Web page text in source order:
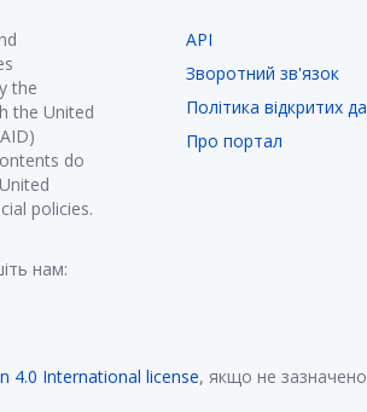
the
the United
do
policies.
нам:
API
Зворотний зв'язок
Політика відкритих
Про портал
4.0 International license, якщо не